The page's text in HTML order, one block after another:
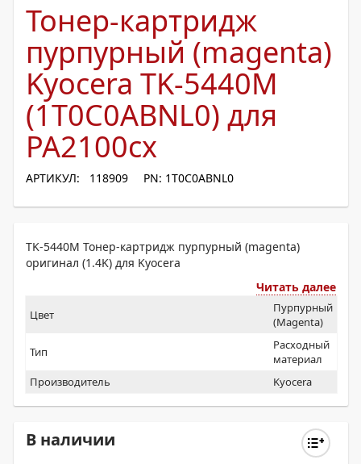
Тонер-картридж
пурпурный (magenta)
Kyocera TK-5440M
(1T0C0ABNL0) для
PA2100cx
АРТИКУЛ: 118909 PN: 1T0C0ABNL0
TK-5440M Тонер-картридж пурпурный (magenta)
оригинал (1.4K) для Kyocera
Читать далее
Цвет
Пурпурный
(Magenta)
Тип
Расходный
материал
Производитель
Kyocera
В наличии